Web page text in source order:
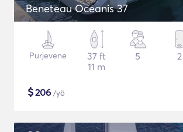
Beneteau Oceanis 37
Purjevene
37 ft
11 m
5 2
$206 /yö